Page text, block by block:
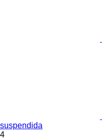
suspendida
4